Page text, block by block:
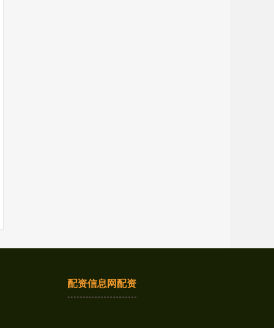
配资信息网配资